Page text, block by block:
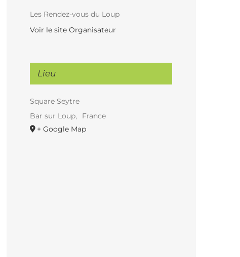
Les Rendez-vous du Loup
Voir le site Organisateur
Lieu
Square Seytre
Bar sur Loup,
France
+ Google Map